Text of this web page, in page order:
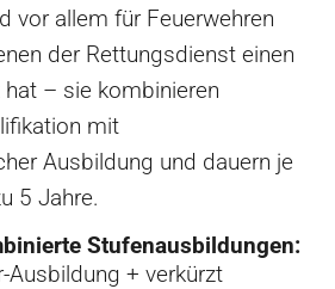
vor allem für Feuerwehren
der Rettungsdienst einen
– sie kombinieren
mit
Ausbildung und dauern je
5 Jahre.
Stufenausbildungen:
Ausbildung + verkürzt